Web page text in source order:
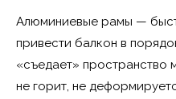
Алюминиевые рамы —
привести балкон в
«съедает» пространство
не горит, не